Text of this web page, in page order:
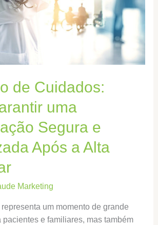
de Cuidados:
uma
Segura e
Após a Alta
Marketing
um momento de grande
pacientes e familiares, mas também